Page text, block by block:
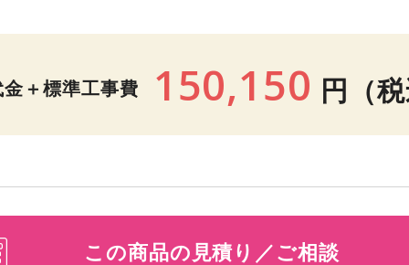
金＋標準工事費 150,150 円 （
この商品の見積り／ご相談